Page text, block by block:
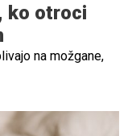
ko otroci
na možgane,